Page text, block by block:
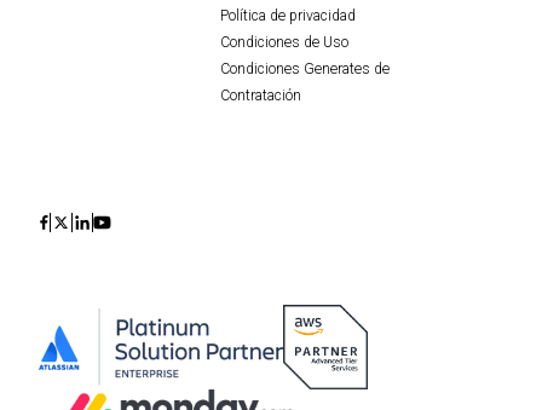
Política de privacidad
Condiciones de Uso
Condiciones Generates de
Contratación
IconIconIconIcon